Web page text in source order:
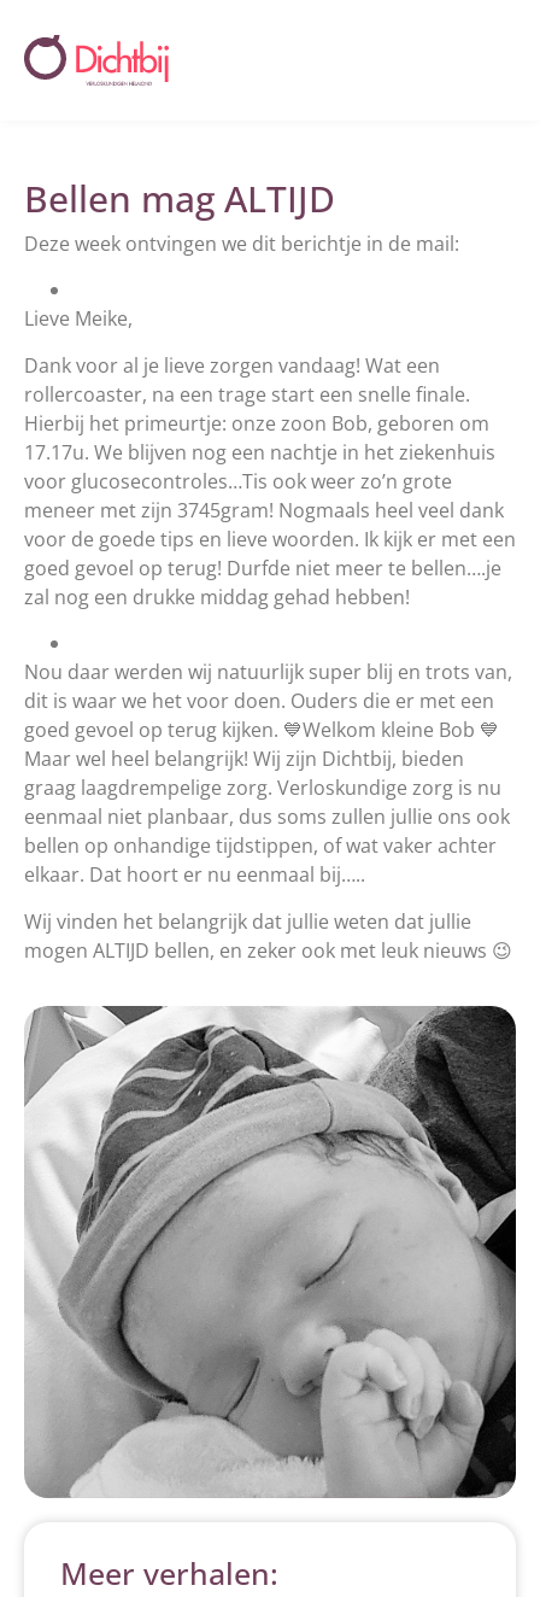
Bellen mag ALTIJD
Deze week ontvingen we dit berichtje in de mail:
Lieve Meike,
Dank voor al je lieve zorgen vandaag! Wat een
rollercoaster, na een trage start een snelle finale.
Hierbij het primeurtje: onze zoon Bob, geboren om
17.17u. We blijven nog een nachtje in het ziekenhuis
voor glucosecontroles…Tis ook weer zo’n grote
meneer met zijn 3745gram! Nogmaals heel veel dank
voor de goede tips en lieve woorden. Ik kijk er met een
goed gevoel op terug! Durfde niet meer te bellen….je
zal nog een drukke middag gehad hebben!
Nou daar werden wij natuurlijk super blij en trots van,
dit is waar we het voor doen. Ouders die er met een
goed gevoel op terug kijken. 💙Welkom kleine Bob 💙
Maar wel heel belangrijk! Wij zijn Dichtbij, bieden
graag laagdrempelige zorg. Verloskundige zorg is nu
eenmaal niet planbaar, dus soms zullen jullie ons ook
bellen op onhandige tijdstippen, of wat vaker achter
elkaar. Dat hoort er nu eenmaal bij…..
Wij vinden het belangrijk dat jullie weten dat jullie
mogen ALTIJD bellen, en zeker ook met leuk nieuws 😉
Meer verhalen: